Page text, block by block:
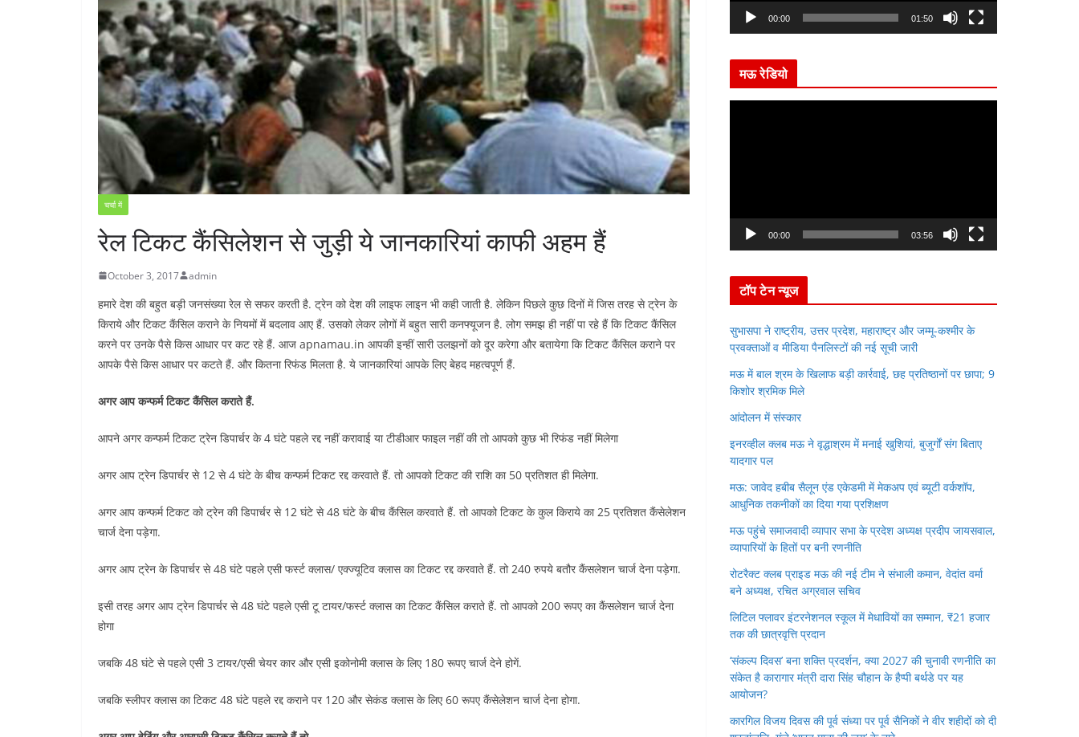
चर्चा में
रेल टिकट कैंसिलेशन से जुड़ी ये जानकारियां काफी अहम हैं
October 3, 2017 admin
हमारे देश की बहुत बड़ी जनसंख्या रेल से सफर करती है. ट्रेन को देश की लाइफ लाइन भी कही जाती है. लेकिन पिछले कुछ दिनों में जिस तरह से ट्रेन के
किराये और टिकट कैंसिल कराने के नियमों में बदलाव आए हैं. उसको लेकर लोगों में बहुत सारी कनफ्यूजन है. लोग समझ ही नहीं पा रहे हैं कि टिकट कैंसिल
करने पर उनके पैसे किस आधार पर कट रहे हैं. आज apnamau.in आपकी इन्हीं सारी उलझनों को दूर करेगा और बतायेगा कि टिकट कैंसिल कराने पर
आपके पैसे किस आधार पर कटते हैं. और कितना रिफंड मिलता है. ये जानकारियां आपके लिए बेहद महत्वपूर्ण हैं.
अगर आप कन्फर्म टिकट कैंसिल कराते हैं.
आपने अगर कन्फर्म टिकट ट्रेन डिपार्चर के 4 घंटे पहले रद्द नहीं करावाई या टीडीआर फाइल नहीं की तो आपको कुछ भी रिफंड नहीं मिलेगा
अगर आप ट्रेन डिपार्चर से 12 से 4 घंटे के बीच कन्फर्म टिकट रद्द करवाते हैं. तो आपको टिकट की राशि का 50 प्रतिशत ही मिलेगा.
अगर आप कन्फर्म टिकट को ट्रेन की डिपार्चर से 12 घंटे से 48 घंटे के बीच कैंसिल करवाते हैं. तो आपको टिकट के कुल किराये का 25 प्रतिशत कैंसेलेशन
चार्ज देना पड़ेगा.
अगर आप ट्रेन के डिपार्चर से 48 घंटे पहले एसी फर्स्ट क्लास/ एक्ज्यूटिव क्लास का टिकट रद्द करवाते हैं. तो 240 रुपये बतौर कैंसलेशन चार्ज देना पड़ेगा.
इसी तरह अगर आप ट्रेन डिपार्चर से 48 घंटे पहले एसी टू टायर/फर्स्ट क्लास का टिकट कैंसिल कराते हैं. तो आपको 200 रूपए का कैंसलेशन चार्ज देना
होगा
जबकि 48 घंटे से पहले एसी 3 टायर/एसी चेयर कार और एसी इकोनोमी क्लास के लिए 180 रूपए चार्ज देने होगें.
जबकि स्लीपर क्लास का टिकट 48 घंटे पहले रद्द कराने पर 120 और सेकंड क्लास के लिए 60 रूपए कैंसेलेशन चार्ज देना होगा.
a
r
00:00 01:50
मऊ रेडियो
a
r
00:00 03:56
टॉप टेन न्यूज
सुभासपा ने राष्ट्रीय, उत्तर प्रदेश, महाराष्ट्र और जम्मू-कश्मीर के
प्रवक्ताओं व मीडिया पैनलिस्टों की नई सूची जारी
मऊ में बाल श्रम के खिलाफ बड़ी कार्रवाई, छह प्रतिष्ठानों पर छापा; 9
किशोर श्रमिक मिले
आंदोलन में संस्कार
इनरव्हील क्लब मऊ ने वृद्धाश्रम में मनाई खुशियां, बुजुर्गों संग बिताए
यादगार पल
मऊ: जावेद हबीब सैलून एंड एकेडमी में मेकअप एवं ब्यूटी वर्कशॉप,
आधुनिक तकनीकों का दिया गया प्रशिक्षण
मऊ पहुंचे समाजवादी व्यापार सभा के प्रदेश अध्यक्ष प्रदीप जायसवाल,
व्यापारियों के हितों पर बनी रणनीति
रोटरैक्ट क्लब प्राइड मऊ की नई टीम ने संभाली कमान, वेदांत वर्मा
बने अध्यक्ष, रचित अग्रवाल सचिव
लिटिल फ्लावर इंटरनेशनल स्कूल में मेधावियों का सम्मान, ₹21 हजार
तक की छात्रवृत्ति प्रदान
‘संकल्प दिवस’ बना शक्ति प्रदर्शन, क्या 2027 की चुनावी रणनीति का
संकेत है कारागार मंत्री दारा सिंह चौहान के हैप्पी बर्थडे पर यह
आयोजन?
कारगिल विजय दिवस की पूर्व संध्या पर पूर्व सैनिकों ने वीर शहीदों को दी